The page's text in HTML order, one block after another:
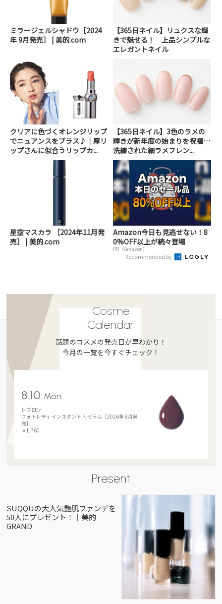
ミラージェルシャドウ［2024
年 9月発売］ | 美的.com
【365日ネイル】リュクスな輝
きで魅せる！ 上品シンプルな
エレガントネイル
クリアに色づくオレンジリップ
でニュアンスをプラス♪｜厚リ
ップさんに似合うリップカ...
【365日ネイル】3色のラメの
輝きが新年度の始まりを祝福…
洗練された細ラメフレン...
星空マスカラ ［2024年11月発
売］ | 美的.com
Amazon今日も見逃せない！8
0%OFF以上が続々登場
PR（Amazon）
Recommended by
Cosme
Calendar
話題のコスメの発売日が早わかり！
今月の一覧を今すぐチェック！
8.10 Mon
レブロン
フォトレディ インスタント P. セラム［2026年 8月発
売］
￥1,760
Present
SUQQUの大人気艶肌ファンデを
50人にプレゼント！｜美的
GRAND